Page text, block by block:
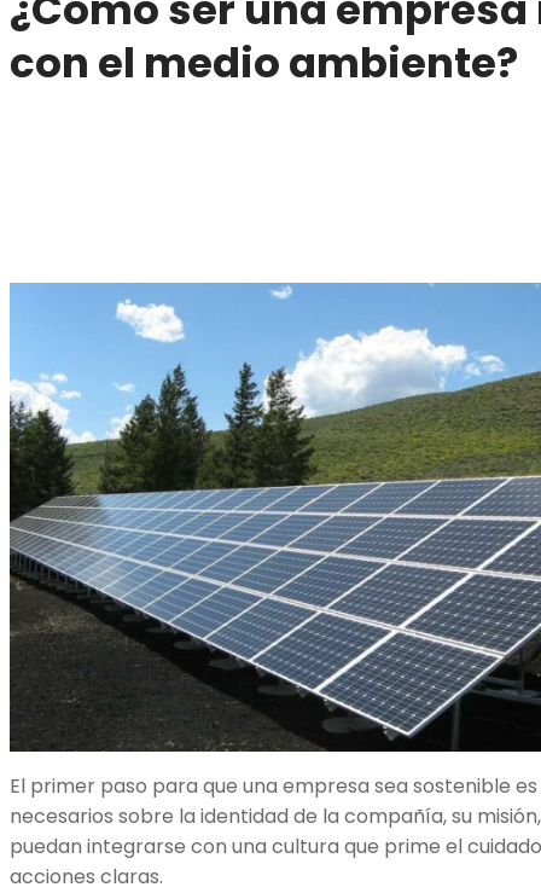
con el medio ambiente?
El primer paso para que una empresa sea sostenible
necesarios sobre la identidad de la compañía, su
puedan integrarse con una cultura que prime el
acciones claras.